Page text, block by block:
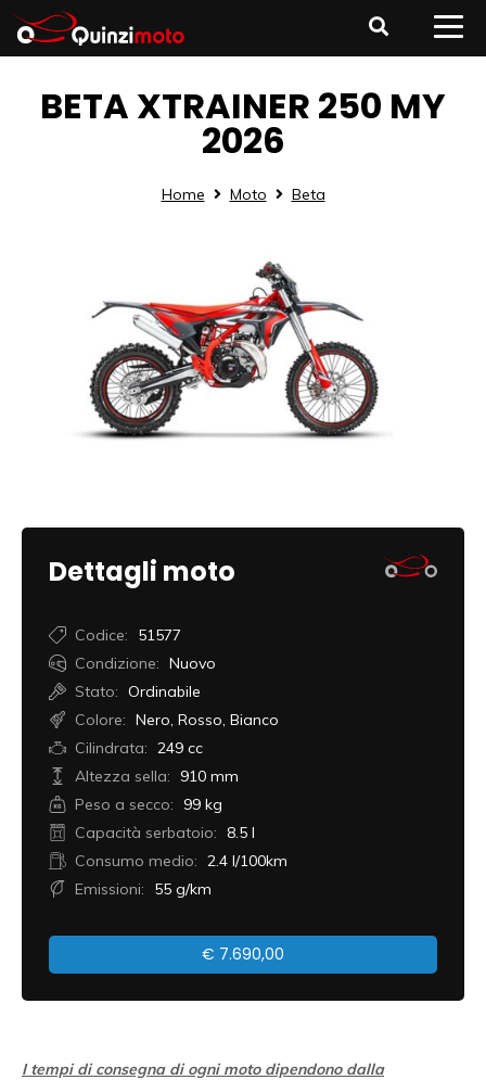
BETA XTRAINER 250 MY
2026
Home Moto Beta
Dettagli moto
Codice:
51577
Condizione: Nuovo
Stato: Ordinabile
Colore: Nero, Rosso, Bianco
Cilindrata: 249 cc
Altezza sella:
910 mm
Peso a secco:
99 kg
Capacità serbatoio: 8.5 l
Consumo medio: 2.4 l/100km
Emissioni:
55 g/km
€ 7.690,00
I tempi di consegna di ogni moto dipendono dalla